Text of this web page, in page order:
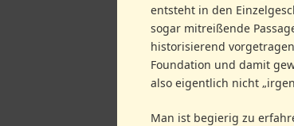
entsteht in den
sogar mitreißende
historisierend
Foundation und damit
also eigentlich nicht
Man ist begierig zu